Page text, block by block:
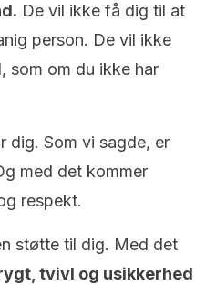
De vil ikke få dig til at
person. De vil ikke
som om du ikke har
dig. Som vi sagde, er
med det kommer
respekt.
støtte til dig. Med det
tvivl og usikkerhed